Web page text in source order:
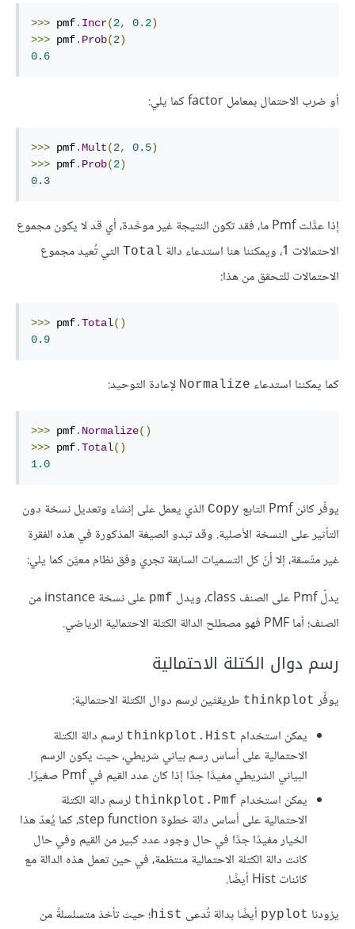
>>> pmf. Incr(2, 0.2)
>>> pmf. Prob(2)
0.6
أو ضرب الاحتمال بمعامل factor كما يلي:
>>> pmf.Mult(2, 0.5)
>>> pmf. Prob(2)
0.3
إذا عدَّلت Pmf ما، فقد تكون النتيجة غير موحَّدة، أي قد لا يكون مجموع
الاحتمالات 1، ويمكننا هنا استدعاء دالة
Total التي تُعيد مجموع
الاحتمالات للتحقق من هذا:
>>> pmf.Total()
0.9
كما يمكننا استدعاء Normalize لإعادة التوحيد:
>>> pmf. Normalize()
>>> pmf.Total()
1.0
يوفّر كائن Pmf التابع Copy الذي يعمل على إنشاء وتعديل نسخة دون
التأثير على النسخة الأصلية. وقد تبدو الصيغة المذكورة في هذه الفقرة
غير متّسقة، إلا أنّ كل التسميات السابقة تجري وفق نظام معيَّن كما يلي:
يدلّ Pmf على الصنف class، ويدل
pmf
على نسخة instance من
الصنف؛ أما PMF فهو مصطلح الدالة الكتلة الاحتمالية الرياضي.
رسم دوال الكتلة الاحتمالية
يوفِّر thinkplot طريقتَين لرسم دوال الكتلة الاحتمالية:
يمكن استخدام thinkplot.Hist لرسم دالة الكتلة
الاحتمالية على أساس رسم بياني شريطي، حيث يكون الرسم
البياني الشريطي مفيدًا جدًا إذا كان عدد القيم في Pmf صغيرًا.
يمكن استخدام thinkplot.Pmf لرسم دالة الكتلة
الاحتمالية على أساس دالة خطوة step function، كما يُعدّ هذا
الخيار مفيدًا جدًا في حال وجود عدد كبير من القيم وفي حال
كانت دالة الكتلة الاحتمالية منتظمة، في حين تعمل هذه الدالة مع
كائنات Hist أيضًا.
يزودنا pyplot أيضًا بدالة تُدعى hist؛ حيث تأخذ متسلسلةً من